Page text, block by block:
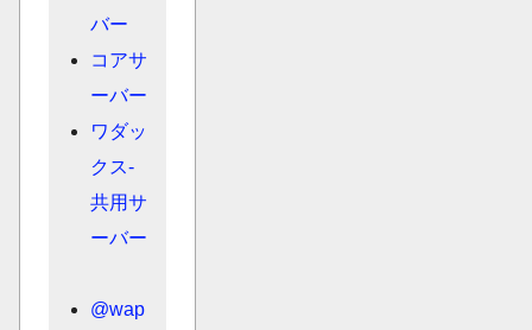
バー
コアサ
ーバー
ワダッ
クス-
共用サ
ーバー
@wap